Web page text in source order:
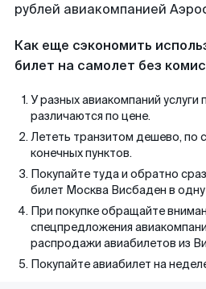
рублей авиакомпанией
Как еще сэкономить
билет на самолет без
У разных авиакомпаний услуги
различаются по цене.
Лететь транзитом дешево, по
конечных пунктов.
Покупайте туда и обратно
билет Москва Висбаден в
При покупке обращайте
спецпредложения
распродажи авиабилетов из
Покупайте авиабилет на